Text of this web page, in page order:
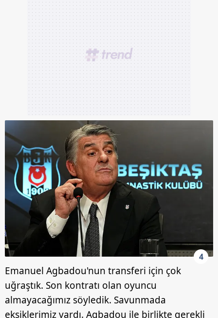
4
Emanuel Agbadou'nun transferi için çok
uğraştık. Son kontratı olan oyuncu
almayacağımız söyledik. Savunmada
eksiklerimiz vardı. Agbadou ile birlikte gerekli